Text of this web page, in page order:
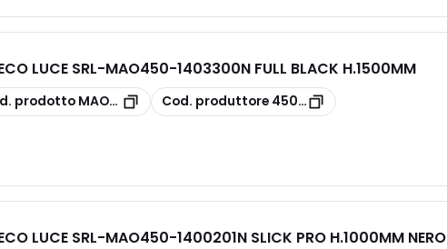
LUCE SRL-MAO450-1403300N FULL BLACK H.1500MM
prodotto MAO450-1403300N
copia
Cod. produttore 450-1403300N
LUCE SRL-MAO450-1400201N SLICK PRO H.1000MM NERO